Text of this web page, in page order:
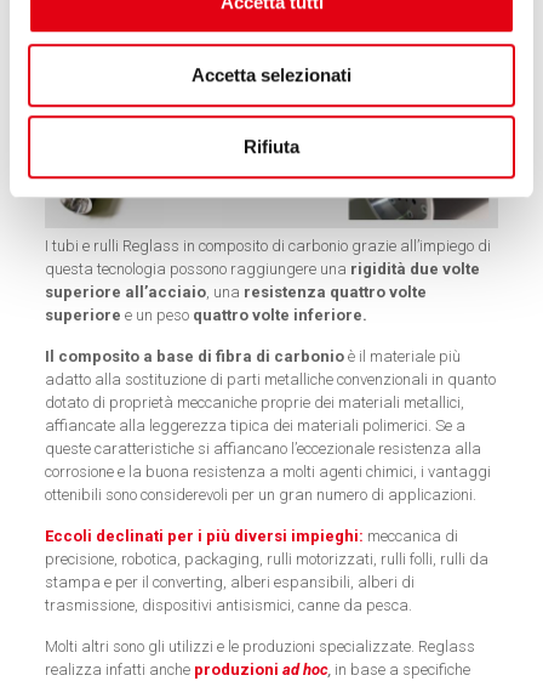
Accetta selezionati
Rifiuta
I tubi e rulli Reglass in composito di carbonio grazie all’impiego di
questa tecnologia possono raggiungere una rigidità due volte
superiore all’acciaio, una resistenza quattro volte
superiore e un peso quattro volte inferiore.
Il composito a base di fibra di carbonioè il materiale più
adatto alla sostituzione di parti metalliche convenzionali in quanto
dotato di proprietà meccaniche proprie dei materiali metallici,
affiancate alla leggerezza tipica dei materiali polimerici. Se a
queste caratteristiche si affiancano l’eccezionale resistenza alla
corrosione e la buona resistenza a molti agenti chimici, i vantaggi
ottenibili sono considerevoli per un gran numero di applicazioni.
Eccoli declinati per i più diversi impieghi: meccanica di
precisione, robotica, packaging, rulli motorizzati, rulli folli, rulli da
stampa e per il converting, alberi espansibili, alberi di
trasmissione, dispositivi antisismici, canne da pesca.
Molti altri sono gli utilizzi e le produzioni specializzate. Reglass
realizza infatti anche produzioni ad hoc, in base a specifiche